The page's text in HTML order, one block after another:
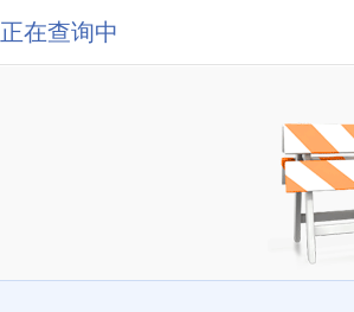
正在查询中